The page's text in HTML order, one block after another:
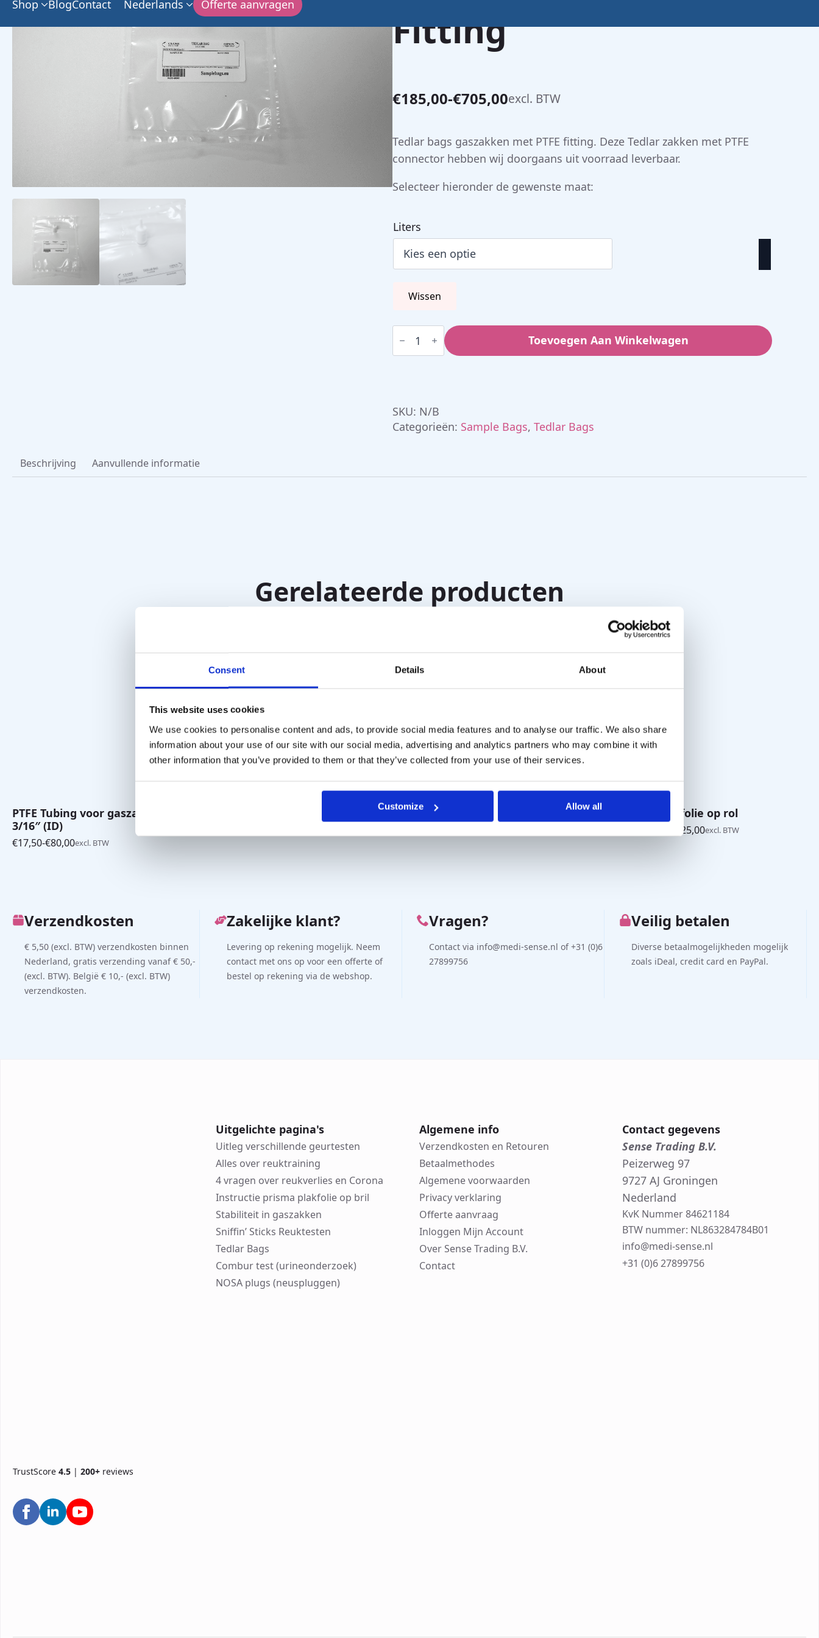
Consent Details About
This website uses cookies
We use cookies to personalise content and ads, to provide social media features and to analyse our traffic. We also share
information about your use of our site with our social media, advertising and analytics partners who may combine it with
other information that you’ve provided to them or that they’ve collected from your use of their services.
Customize Allow all
Shop BlogContact Nederlands Offerte aanvragen
Fitting
€185,00-€705,00
Prijsklasse:
tot
€705,00
excl. BTW
Tedlar bags gaszakken met PTFE fitting. Deze Tedlar zakken met PTFE
connector hebben wij doorgaans uit voorraad leverbaar.
Selecteer hieronder de gewenste maat:
Liters
Wissen
Tedlar
Bags
PTFE
Toevoegen Aan Winkelwagen
SKU: N/B
Categorieën: Sample Bags, Tedlar Bags
Beschrijving Aanvullende informatie
Gerelateerde producten
PTFE Tubing voor gaszakken
3/16″ (ID)
€17,50-€80,00
Prijsklasse:
excl. BTW
Multi Foil Zakken met RVS Fitting
Prijsklasse:
Kynar® Bags met PTFE Fitting
Prijsklasse:
Nalophan folie op rol
1.125,00
Prijsklasse:
excl. BTW
Verzendkosten
€ 5,50 (excl. BTW) verzendkosten binnen
Nederland, gratis verzending vanaf € 50,-
(excl. BTW). België € 10,- (excl. BTW)
verzendkosten.
Zakelijke klant?
Levering op rekening mogelijk. Neem
contact met ons op voor een offerte of
bestel op rekening via de webshop.
Vragen?
Contact via info@medi-sense.nl of +31 (0)6
27899756
Veilig betalen
Diverse betaalmogelijkheden mogelijk
zoals iDeal, credit card en PayPal.
TrustScore 4.5 | 200+ reviews
Uitgelichte pagina's
Uitleg verschillende geurtesten
Alles over reuktraining
4 vragen over reukverlies en Corona
Instructie prisma plakfolie op bril
Stabiliteit in gaszakken
Sniffin’ Sticks Reuktesten
Tedlar Bags
Combur test (urineonderzoek)
NOSA plugs (neuspluggen)
Algemene info
Verzendkosten en Retouren
Betaalmethodes
Algemene voorwaarden
Privacy verklaring
Offerte aanvraag
Inloggen Mijn Account
Over Sense Trading B.V.
Contact
Contact gegevens
Sense Trading B.V.
Peizerweg 97
9727 AJ Groningen
Nederland
KvK Nummer 84621184
BTW nummer: NL863284784B01
info@medi-sense.nl
+31 (0)6 27899756